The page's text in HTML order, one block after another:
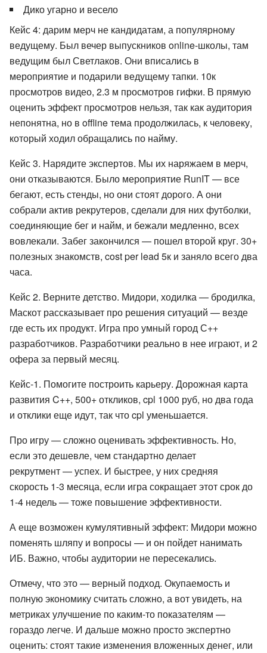
Дико угарно и весело
Кейс 4: дарим мерч не кандидатам, а популярному
ведущему. Был вечер выпускников online-школы, там
ведущим был Светлаков. Они вписались в
мероприятие и подарили ведущему тапки. 10к
просмотров видео, 2.3 м просмотров гифки. В прямую
оценить эффект просмотров нельзя, так как аудитория
непонятна, но в offline тема продолжилась, к человеку,
который ходил обращались по найму.
Кейс 3. Нарядите экспертов. Мы их наряжаем в мерч,
они отказываются. Было мероприятие RunIT — все
бегают, есть стенды, но они стоят дорого. А они
собрали актив рекрутеров, сделали для них футболки,
соединяющие бег и найм, и бежали медленно, всех
вовлекали. Забег закончился — пошел второй круг. 30+
полезных знакомств, cost per lead 5к и заняло всего два
часа.
Кейс 2. Верните детство. Мидори, ходилка — бродилка,
Маскот рассказывает про решения ситуаций — везде
где есть их продукт. Игра про умный город С++
разработчиков. Разработчики реально в нее играют, и 2
офера за первый месяц.
Кейс-1. Помогите построить карьеру. Дорожная карта
развития C++, 500+ откликов, cpl 1000 руб, но два года
и отклики еще идут, так что cpl уменьшается.
Про игру — сложно оценивать эффективность. Но,
если это дешевле, чем стандартно делает
рекрутмент — успех. И быстрее, у них средняя
скорость 1-3 месяца, если игра сокращает этот срок до
1-4 недель — тоже повышение эффективности.
А еще возможен кумулятивный эффект: Мидори можно
поменять шляпу и вопросы — и он пойдет нанимать
ИБ. Важно, чтобы аудитории не пересекались.
Отмечу, что это — верный подход. Окупаемость и
полную экономику считать сложно, а вот увидеть, на
метриках улучшение по каким-то показателям —
гораздо легче. И дальше можно просто экспертно
оценить: стоят такие изменения вложенных денег, или